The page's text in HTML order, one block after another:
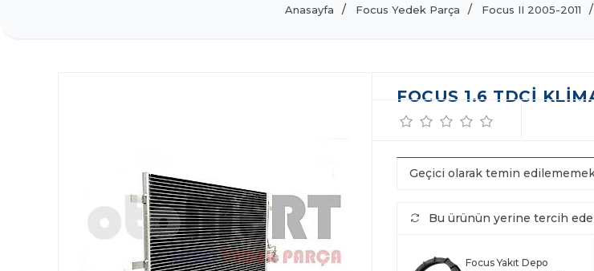
Anasayfa Focus Yedek Parça Focus II 2005-2011
FOCUS 1.6 TDCİ
Geçici olarak temin
Bu ürünün yerine tercih
Focus Yakıt Depo